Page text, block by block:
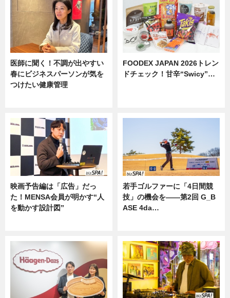
医師に聞く！不調が出やすい
春にビジネスパーソンが気を
つけたい健康管理
FOODEX JAPAN 2026トレン
ドチェック！甘辛“Swicy”…
映画予告編は「広告」だっ
た！MENSA会員が明かす“人
を動かす設計図”
若手ゴルファーに「4日間競
技」の機会を——第2回 G_B
ASE 4da…